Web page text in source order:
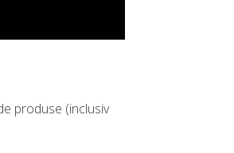
produse (inclusiv